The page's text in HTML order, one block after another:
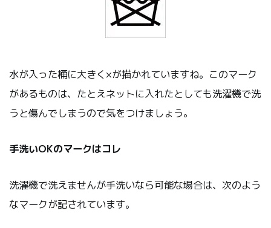
水が入った桶に大きく×が描かれていますね。このマーク
があるものは、たとえネットに入れたとしても洗濯機で洗
うと傷んでしまうので気をつけましょう。
手洗いOKのマークはコレ
洗濯機で洗えませんが手洗いなら可能な場合は、次のよう
なマークが記されています。